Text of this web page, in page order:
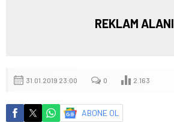
REKLAM ALANI
31.01.2019 23:00 0 2.163
ABONE OL